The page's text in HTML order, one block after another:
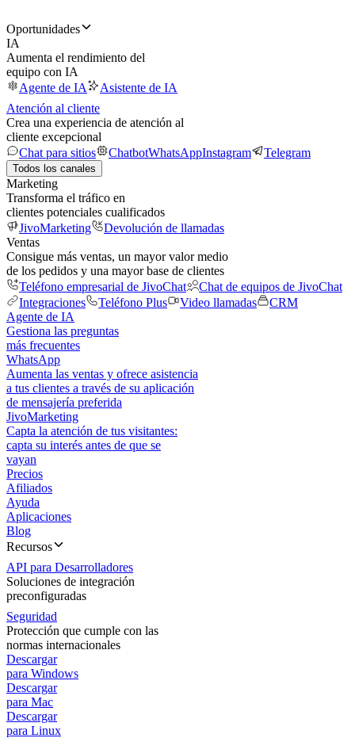
Oportunidades
IA
Aumenta el rendimiento del
equipo con IA
Agente de IA
Asistente de IA
Atención al cliente
Crea una experiencia de atención al
cliente excepcional
Chat para sitios
ChatbotWhatsAppInstagram Telegram
Todos los canales
Marketing
Transforma el tráfico en
clientes potenciales cualificados
JivoMarketing
Devolución de llamadas
Ventas
Consigue más ventas, un mayor valor medio
de los pedidos y una mayor base de clientes
Teléfono empresarial de JivoChat
Chat de equipos de JivoChat
Integraciones
Teléfono Plus Video llamadas
CRM
Agente de IA
Gestiona las preguntas
más frecuentes
WhatsApp
Aumenta las ventas y ofrece asistencia
a tus clientes a través de su aplicación
de mensajería preferida
JivoMarketing
Capta la atención de tus visitantes:
capta su interés antes de que se
vayan
Precios
Afiliados
Ayuda
Aplicaciones
Blog
Recursos
API para Desarrolladores
Soluciones de integración
preconfiguradas
Seguridad
Protección que cumple con las
normas internacionales
Descargar
para Windows
Descargar
para Mac
Descargar
para Linux